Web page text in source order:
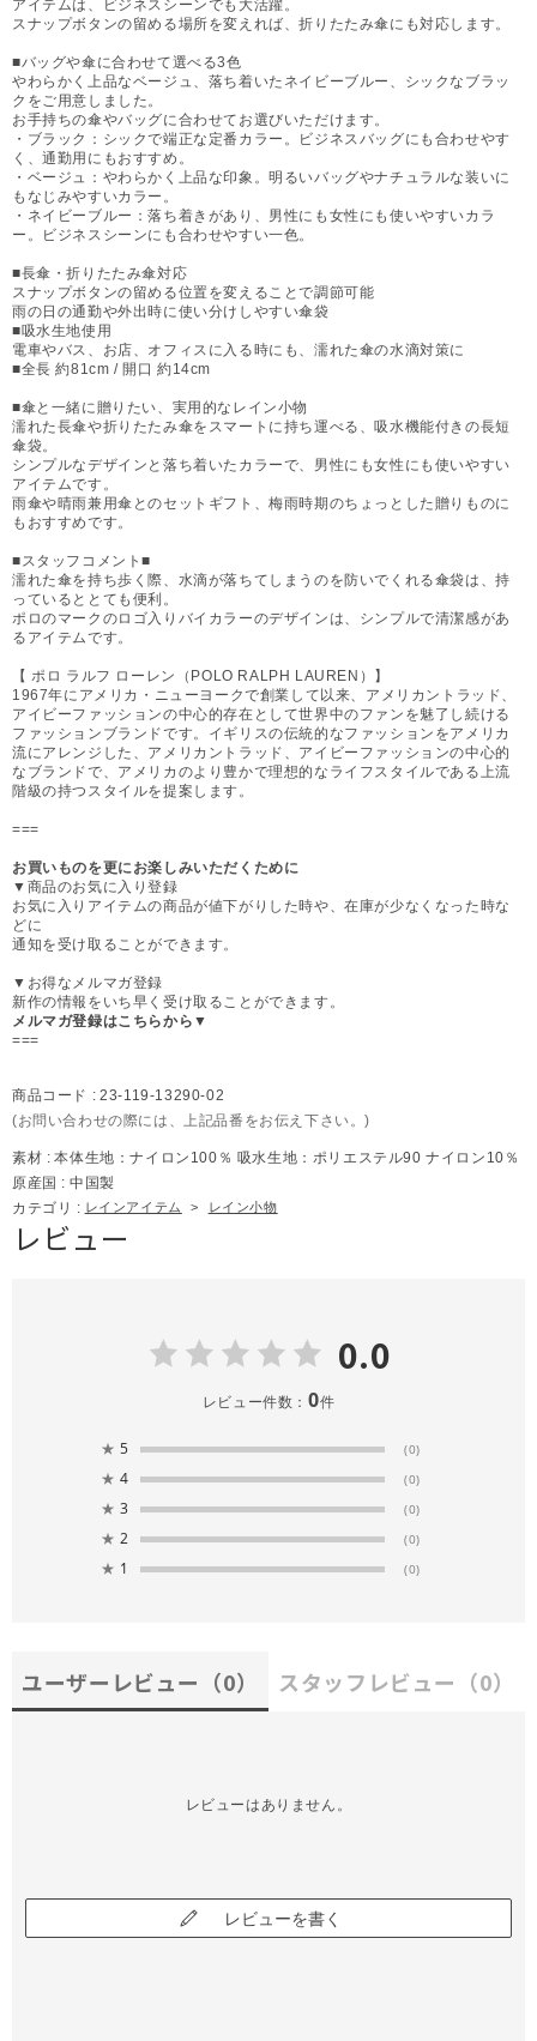
アイテムは、ビジネスシーンでも大活躍。
スナップボタンの留める場所を変えれば、折りたたみ傘にも対応します。
■バッグや傘に合わせて選べる3色
やわらかく上品なベージュ、落ち着いたネイビーブルー、シックなブラッ
クをご用意しました。
お手持ちの傘やバッグに合わせてお選びいただけます。
・ブラック：シックで端正な定番カラー。ビジネスバッグにも合わせやす
く、通勤用にもおすすめ。
・ベージュ：やわらかく上品な印象。明るいバッグやナチュラルな装いに
もなじみやすいカラー。
・ネイビーブルー：落ち着きがあり、男性にも女性にも使いやすいカラ
ー。ビジネスシーンにも合わせやすい一色。
■長傘・折りたたみ傘対応
スナップボタンの留める位置を変えることで調節可能
雨の日の通勤や外出時に使い分けしやすい傘袋
■吸水生地使用
電車やバス、お店、オフィスに入る時にも、濡れた傘の水滴対策に
■全長 約81cm / 開口 約14cm
■傘と一緒に贈りたい、実用的なレイン小物
濡れた長傘や折りたたみ傘をスマートに持ち運べる、吸水機能付きの長短
傘袋。
シンプルなデザインと落ち着いたカラーで、男性にも女性にも使いやすい
アイテムです。
雨傘や晴雨兼用傘とのセットギフト、梅雨時期のちょっとした贈りものに
もおすすめです。
■スタッフコメント■
濡れた傘を持ち歩く際、水滴が落ちてしまうのを防いでくれる傘袋は、持
っているととても便利。
ポロのマークのロゴ入りバイカラーのデザインは、シンプルで清潔感があ
るアイテムです。
【 ポロ ラルフ ローレン（POLO RALPH LAUREN）】
1967年にアメリカ・ニューヨークで創業して以来、アメリカントラッド、
アイビーファッションの中心的存在として世界中のファンを魅了し続ける
ファッションブランドです。イギリスの伝統的なファッションをアメリカ
流にアレンジした、アメリカントラッド、アイビーファッションの中心的
なブランドで、アメリカのより豊かで理想的なライフスタイルである上流
階級の持つスタイルを提案します。
===
お買いものを更にお楽しみいただくために
▼商品のお気に入り登録
お気に入りアイテムの商品が値下がりした時や、在庫が少なくなった時な
どに
通知を受け取ることができます。
▼お得なメルマガ登録
新作の情報をいち早く受け取ることができます。
メルマガ登録はこちらから▼
===
商品コード : 23-119-13290-02
(お問い合わせの際には、上記品番をお伝え下さい。)
素材 : 本体生地：ナイロン100％ 吸水生地：ポリエステル90 ナイロン10％
原産国 : 中国製
カテゴリ : レインアイテム > レイン小物
レビュー
0.0
レビュー件数： 0件
★ 5 (0)
★ 4 (0)
★ 3 (0)
★ 2 (0)
★ 1 (0)
ユーザーレビュー （0） スタッフレビュー （0）
レビューはありません。
レビューを書く